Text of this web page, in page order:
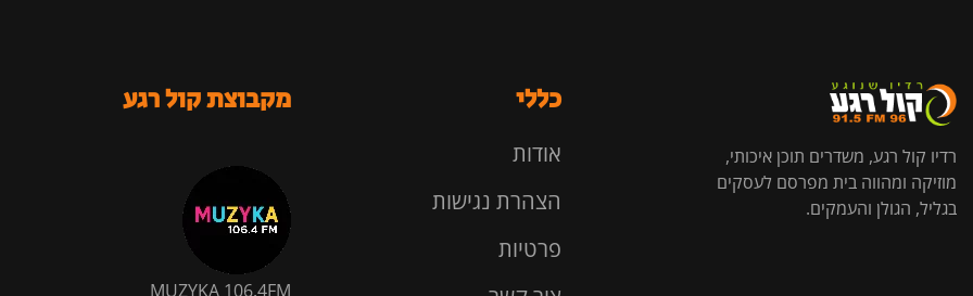
רדיו קול רגע, משדרים תוכן איכותי,
מוזיקה ומהווה בית מפרסם לעסקים
בגליל, הגולן והעמקים.
כללי
אודות
הצהרת נגישות
פרטיות
מקבוצת קול רגע
MUZYKA 106.4FM